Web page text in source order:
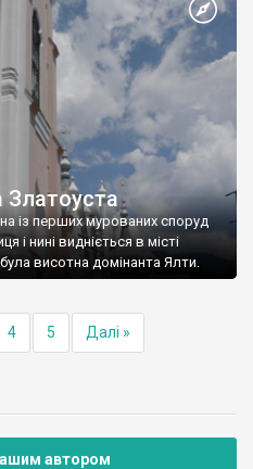
Златоуста
із перших мурованих споруд
і нині видніється в місті
висотна домінанта Ялти.
4 5 Далі »
автором